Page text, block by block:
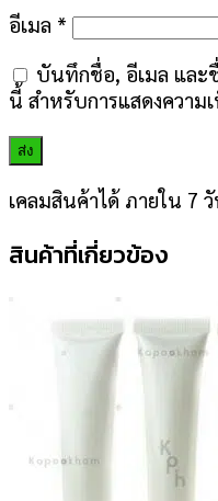
อีเมล *
บันทึกชื่อ, อีเมล และ
นี้ สำหรับการแสดงความ
เคลมสินค้าได้ ภายใน 7
สินค้าที่เกี่ยวข้อง